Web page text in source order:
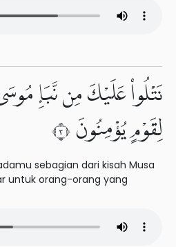
نَتْلُوا۟ عَلَيْكَ مِن نَّبَإِ
لِقَوْمٍ يُؤْمِنُونَ ٣
sebagian dari kisah Musa
untuk orang-orang yang